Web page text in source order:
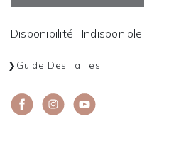
Disponibilité : Indisponible
Guide Des Tailles